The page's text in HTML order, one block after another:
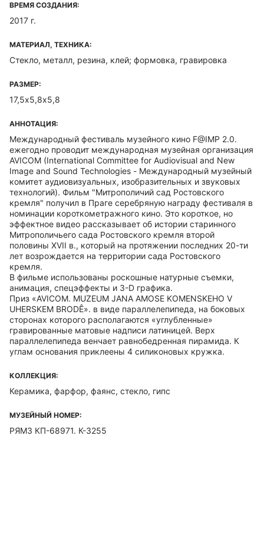
ВРЕМЯ СОЗДАНИЯ:
2017 г.
МАТЕРИАЛ, ТЕХНИКА:
Стекло, металл, резина, клей; формовка, гравировка
РАЗМЕР:
17,5х5,8х5,8
АННОТАЦИЯ:
Международный фестиваль музейного кино F@IMP 2.0.
ежегодно проводит международная музейная организация
AVICOM (International Committee for Audiovisual and New
Image and Sound Technologies - Международный музейный
комитет аудиовизуальных, изобразительных и звуковых
технологий). Фильм "Митрополичий сад Ростовского
кремля" получил в Праге серебряную награду фестиваля в
номинации короткометражного кино. Это короткое, но
эффектное видео рассказывает об истории старинного
Митрополичьего сада Ростовского кремля второй
половины XVII в., который на протяжении последних 20-ти
лет возрождается на территории сада Ростовского
кремля.
В фильме использованы роскошные натурные съемки,
анимация, спецэффекты и 3-D графика.
Приз «AVICOM. MUZEUM JANA AMOSE KOMENSKEHO V
UHERSKEM BRODÊ». в виде параллелепипеда, на боковых
сторонах которого располагаются «углубленные»
гравированные матовые надписи латиницей. Верх
параллелепипеда венчает равнобедренная пирамида. К
углам основания приклеены 4 силиконовых кружка.
КОЛЛЕКЦИЯ:
Керамика, фарфор, фаянс, стекло, гипс
МУЗЕЙНЫЙ НОМЕР:
РЯМЗ КП-68971. К-3255